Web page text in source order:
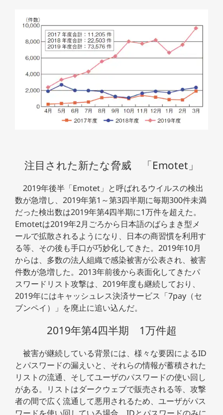
注目された新たな脅威 「Emotet」
2019年後半「Emotet」と呼ばれるウイルスの検出
数が急増し、2019年第1～第3四半期に毎期300件未満
だった検出数は2019年第4四半期に1万件を超えた。
Emotetは2019年2月ごろから日本語のばらまき型メ
ールで拡散されるようになり、日本の商習慣を利用す
る等、その後も手口が巧妙化してきた。2019年10月
からは、多数の法人組織で感染被害が公表され、被害
件数が急増した。2013年前後から表面化してきたパ
スワードリスト攻撃は、2019年度も継続しており、
2019年にはキャッシュレス決済サービス「7pay（セ
ブンペイ）」を廃止に追い込んだ。
2019年第4四半期 1万件超
被害が継続している背景には、様々な要因によるID
とパスワードの漏えいと、それらの情報が蓄積された
リストの流通、そしてユーザのパスワードの使い回し
がある。リストはダークウェブで販売される等、攻撃
者の間で広く流通して悪用されるため、ユーザがパス